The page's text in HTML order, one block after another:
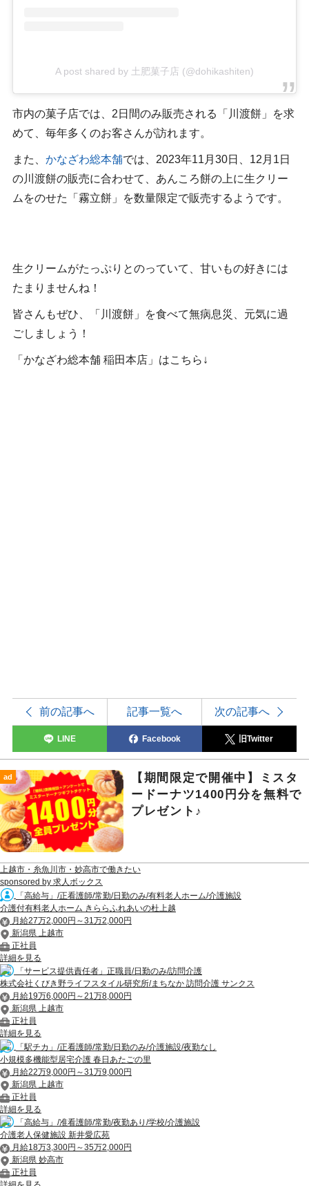
A post shared by 土肥菓子店 (@dohikashiten)
市内の菓子店では、2日間のみ販売される「川渡餅」を求
めて、毎年多くのお客さんが訪れます。
また、 かなざわ総本舗では、2023年11月30日、12月1日
の川渡餅の販売に合わせて、あんころ餅の上に生クリー
ムをのせた「霧立餅」を数量限定で販売するようです。
生クリームがたっぷりとのっていて、甘いもの好きには
たまりませんね！
皆さんもぜひ、「川渡餅」を食べて無病息災、元気に過
ごしましょう！
「かなざわ総本舗 稲田本店」はこちら↓
前の記事へ 記事一覧へ 次の記事へ
LINE Facebook 旧Twitter
ad
【期間限定で開催中】ミスタ
ードーナツ1400円分を無料で
プレゼント♪
上越市・糸魚川市・妙高市で働きたい
sponsored by 求人ボックス
「高給与」/正看護師/常勤/日勤のみ/有料老人ホーム/介護施設
介護付有料老人ホーム きららふれあいの杜上越
月給27万2,000円～31万2,000円
新潟県 上越市
正社員
詳細を見る
「サービス提供責任者」正職員/日勤のみ/訪問介護
株式会社くびき野ライフスタイル研究所/まちなか 訪問介護 サンクス
月給19万6,000円～21万8,000円
新潟県 上越市
正社員
詳細を見る
「駅チカ」/正看護師/常勤/日勤のみ/介護施設/夜勤なし
小規模多機能型居宅介護 春日あたごの里
月給22万9,000円～31万9,000円
新潟県 上越市
正社員
詳細を見る
「高給与」/准看護師/常勤/夜勤あり/学校/介護施設
介護老人保健施設 新井愛広苑
月給18万3,300円～35万2,000円
新潟県 妙高市
正社員